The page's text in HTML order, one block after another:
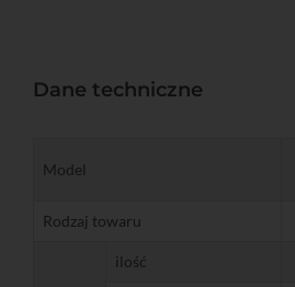
Dane techniczne
Model
Rodzaj towaru
ilość